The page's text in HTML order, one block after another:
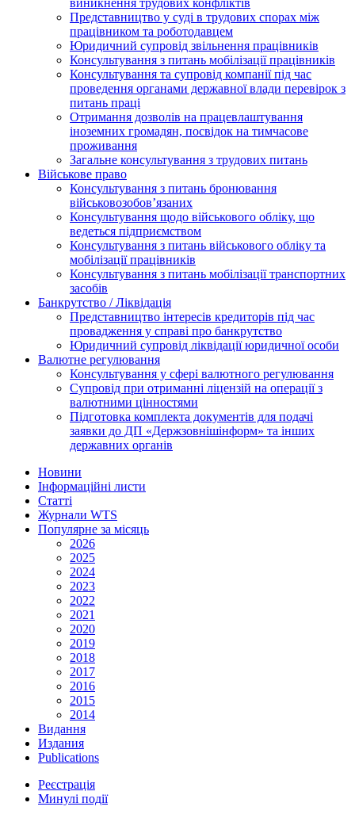
виникнення трудових конфліктів
Представництво у суді в трудових спорах між
працівником та роботодавцем
Юридичний супровід звільнення працівників
Консультування з питань мобілізації працівників
Консультування та супровід компанії під час
проведення органами державної влади перевірок з
питань праці
Отримання дозволів на працевлаштування
іноземних громадян, посвідок на тимчасове
проживання
Загальне консультування з трудових питань
Військове право
Консультування з питань бронювання
військовозобов’язаних
Консультування щодо військового обліку, що
ведеться підприємством
Консультування з питань військового обліку та
мобілізації працівників
Консультування з питань мобілізації транспортних
засобів
Банкрутство / Ліквідація
Представництво інтересів кредиторів під час
провадження у справі про банкрутство
Юридичний супровід ліквідації юридичної особи
Валютне регулювання
Консультування у сфері валютного регулювання
Супровід при отриманні ліцензій на операції з
валютними цінностями
Підготовка комплекта документів для подачі
заявки до ДП «Держзовнішінформ» та інших
державних органів
Новини
Інформаційні листи
Статті
Журнали WTS
Популярне за місяць
2026
2025
2024
2023
2022
2021
2020
2019
2018
2017
2016
2015
2014
Видання
Издания
Publications
Реєстрація
Минулі події